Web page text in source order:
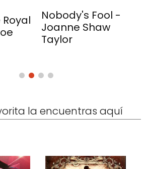
Fool -
Shaw
The Blues
Joanne
la encuentras aquí